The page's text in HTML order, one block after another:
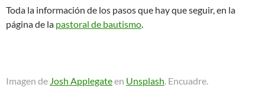
Toda la información de los pasos que hay que seguir, en la
página de la pastoral de bautismo.
Imagen de Josh Applegateen Unsplash. Encuadre.